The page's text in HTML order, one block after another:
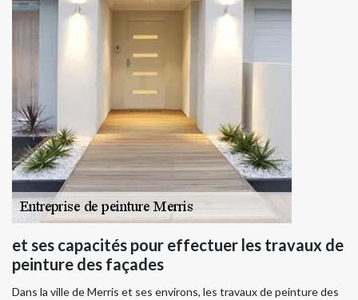
et ses capacités pour effectuer les travaux de
peinture des façades
Dans la ville de Merris et ses environs, les travaux de peinture des